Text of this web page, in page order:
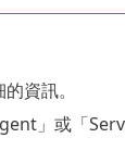
資訊。
」或「